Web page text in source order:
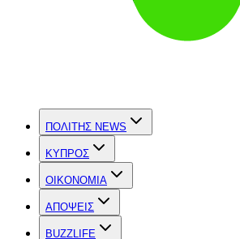
ΠΟΛΙΤΗΣ NEWS
ΚΥΠΡΟΣ
OIKONOMIA
ΑΠΟΨΕΙΣ
BUZZLIFE